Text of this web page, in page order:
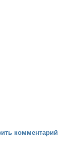
комментарий